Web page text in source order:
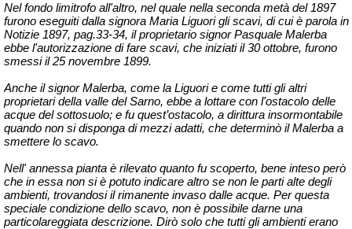
Nel fondo limitrofo all'altro, nel quale nella seconda metà del 1897
furono eseguiti dalla signora Maria Liguori gli scavi, di cui è parola in
Notizie 1897, pag.33-34, il proprietario signor Pasquale Malerba
ebbe l'autorizzazione di fare scavi, che iniziati il 30 ottobre, furono
smessi il 25 novembre 1899.
Anche il signor Malerba, come la Liguori e come tutti gli altri
proprietari della valle del Sarno, ebbe a lottare con l'ostacolo delle
acque del sottosuolo; e fu quest’ostacolo, a dirittura insormontabile
quando non si disponga di mezzi adatti, che determinò il Malerba a
smettere lo scavo.
Nell' annessa pianta è rilevato quanto fu scoperto, bene inteso però
che in essa non si è potuto indicare altro se non le parti alte degli
ambienti, trovandosi il rimanente invaso dalle acque. Per questa
speciale condizione dello scavo, non è possibile darne una
particolareggiata descrizione. Dirò solo che tutti gli ambienti erano